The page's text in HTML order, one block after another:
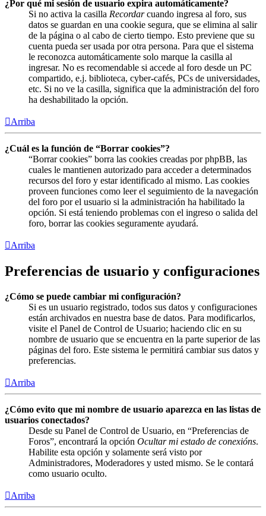
¿Por qué mi sesión de usuario expira automáticamente?
Si no activa la casilla Recordarcuando ingresa al foro, sus
datos se guardan en una cookie segura, que se elimina al salir
de la página o al cabo de cierto tiempo. Esto previene que su
cuenta pueda ser usada por otra persona. Para que el sistema
le reconozca automáticamente solo marque la casilla al
ingresar. No es recomendable si accede al foro desde un PC
compartido, e.j. biblioteca, cyber-cafés, PCs de universidades,
etc. Si no ve la casilla, significa que la administración del foro
ha deshabilitado la opción.
Arriba
¿Cuál es la función de “Borrar cookies”?
“Borrar cookies” borra las cookies creadas por phpBB, las
cuales le mantienen autorizado para acceder a determinados
recursos del foro y estar identificado al mismo. Las cookies
proveen funciones como leer el seguimiento de la navegación
del foro por el usuario si la administración ha habilitado la
opción. Si está teniendo problemas con el ingreso o salida del
foro, borrar las cookies seguramente ayudará.
Arriba
Preferencias de usuario y configuraciones
¿Cómo se puede cambiar mi configuración?
Si es un usuario registrado, todos sus datos y configuraciones
están archivados en nuestra base de datos. Para modificarlos,
visite el Panel de Control de Usuario; haciendo clic en su
nombre de usuario que se encuentra en la parte superior de las
páginas del foro. Este sistema le permitirá cambiar sus datos y
preferencias.
Arriba
¿Cómo evito que mi nombre de usuario aparezca en las listas de
usuarios conectados?
Desde su Panel de Control de Usuario, en “Preferencias de
Foros”, encontrará la opción Ocultar mi estado de conexións.
Habilite esta opción y solamente será visto por
Administradores, Moderadores y usted mismo. Se le contará
como usuario oculto.
Arriba